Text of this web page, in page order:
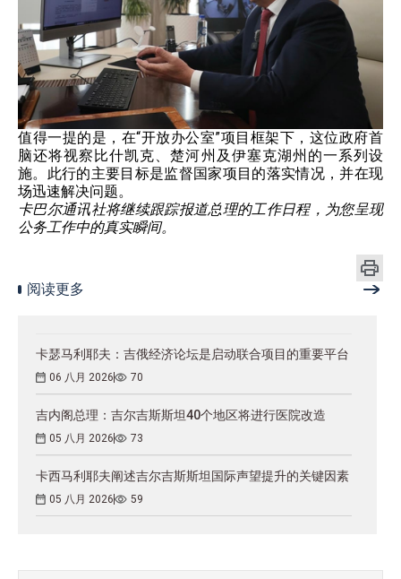
值得一提的是，在“开放办公室”项目框架下，这位政府首
脑还将视察比什凯克、楚河州及伊塞克湖州的一系列设
施。此行的主要目标是监督国家项目的落实情况，并在现
场迅速解决问题。
卡巴尔通讯社将继续跟踪报道总理的工作日程，为您呈现
公务工作中的真实瞬间。
阅读更多
卡瑟马利耶夫：吉俄经济论坛是启动联合项目的重要平台
06 八月 2026 70
吉内阁总理：吉尔吉斯斯坦40个地区将进行医院改造
05 八月 2026 73
卡西马利耶夫阐述吉尔吉斯斯坦国际声望提升的关键因素
05 八月 2026 59